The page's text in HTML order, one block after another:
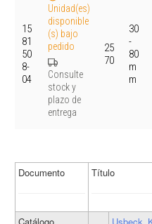
15
81
50
8-
04
Unidad(es)
disponible
(s) bajo
pedido
Consulte
stock y
plazo de
entrega
25
70
30
-
80
m
m
Documento Título